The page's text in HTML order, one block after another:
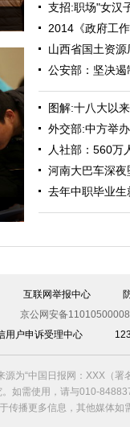
支招:职场"女汉
2014《政府工
山西省国土资
公安部：坚决
图解:十八大以
外交部:中方举
人社部：560万
河南大巴车深
去年中职毕业
互联网举报中心
京公网安备
用户申诉受理中心
为“中国日报网：XXX（
如需使用，请与010-
传播更多信息，其他媒体